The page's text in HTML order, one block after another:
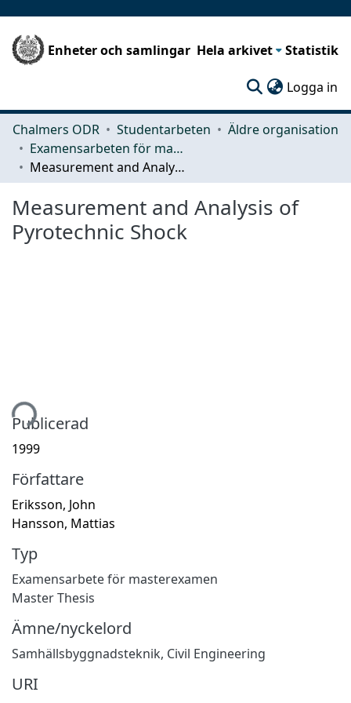
Enheter och samlingar Hela arkivet Statistik
Logga in
Chalmers ODR Studentarbeten
Äldre organisation
Examensarbeten för masterexamen
Measurement and Analysis of Pyrotechnic Shock
Measurement and Analysis of
Pyrotechnic Shock
Publicerad
1999
Författare
Eriksson, John
Hansson, Mattias
Typ
Examensarbete för masterexamen
Master Thesis
Ämne/nyckelord
Samhällsbyggnadsteknik, Civil Engineering
URI